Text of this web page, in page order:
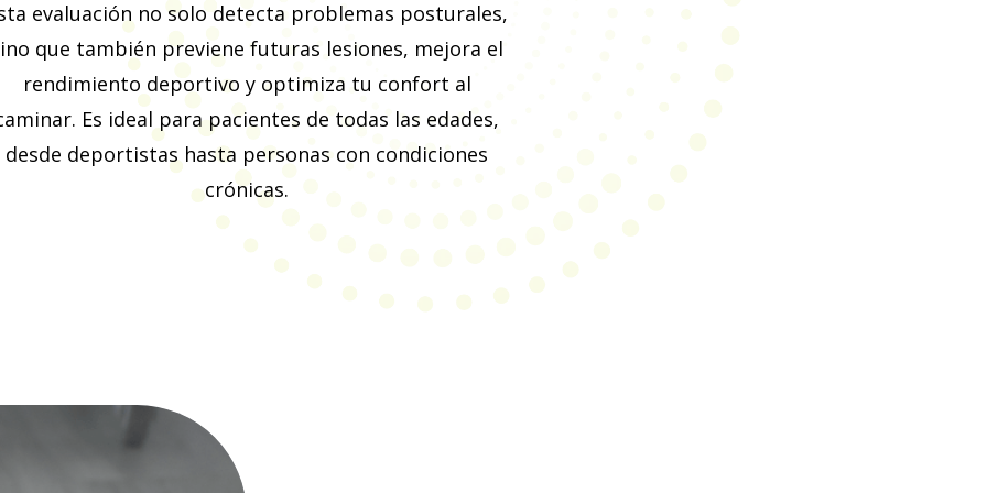
evaluación no solo detecta problemas posturales,
que también previene futuras lesiones, mejora el
rendimiento deportivo y optimiza tu confort al
Es ideal para pacientes de todas las edades,
desde deportistas hasta personas con condiciones
crónicas.